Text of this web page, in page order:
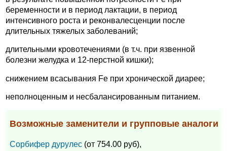
беременности и в период лактации, в период
интенсивного роста и реконвалесценции после
длительных тяжелых заболеваний;
длительными кровотечениями (в т.ч. при язвенной
болезни желудка и 12-перстной кишки);
снижением всасывания Fe при хронической диарее;
неполноценным и несбалансированным питанием.
Возможные заменители и групповые аналоги
Сорбифер дурулес (от 754.00 руб),